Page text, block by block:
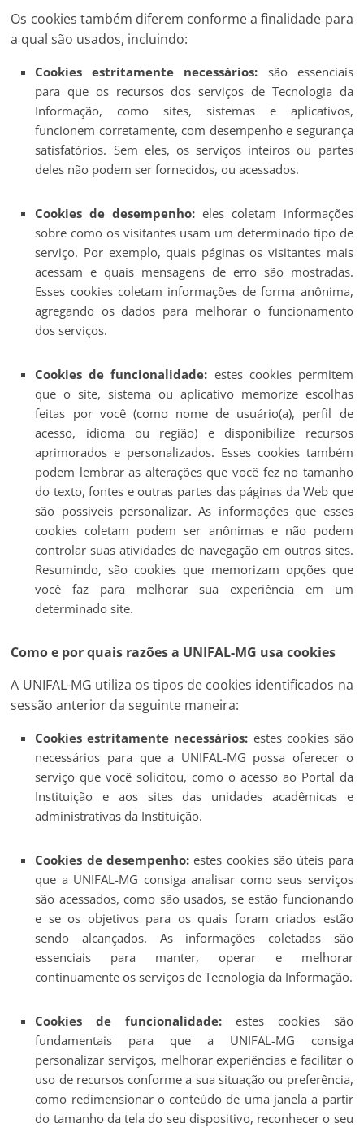
Os cookies também diferem conforme a finalidade para
a qual são usados, incluindo:
Cookies estritamente necessários: são essenciais
para que os recursos dos serviços de Tecnologia da
Informação, como sites, sistemas e aplicativos,
funcionem corretamente, com desempenho e segurança
satisfatórios. Sem eles, os serviços inteiros ou partes
deles não podem ser fornecidos, ou acessados.
Cookies de desempenho: eles coletam informações
sobre como os visitantes usam um determinado tipo de
serviço. Por exemplo, quais páginas os visitantes mais
acessam e quais mensagens de erro são mostradas.
Esses cookies coletam informações de forma anônima,
agregando os dados para melhorar o funcionamento
dos serviços.
Cookies de funcionalidade: estes cookies permitem
que o site, sistema ou aplicativo memorize escolhas
feitas por você (como nome de usuário(a), perfil de
acesso, idioma ou região) e disponibilize recursos
aprimorados e personalizados. Esses cookies também
podem lembrar as alterações que você fez no tamanho
do texto, fontes e outras partes das páginas da Web que
são possíveis personalizar. As informações que esses
cookies coletam podem ser anônimas e não podem
controlar suas atividades de navegação em outros sites.
Resumindo, são cookies que memorizam opções que
você faz para melhorar sua experiência em um
determinado site.
Como e por quais razões a UNIFAL-MG usa cookies
A UNIFAL-MG utiliza os tipos de cookies identificados na
sessão anterior da seguinte maneira:
Cookies estritamente necessários: estes cookies são
necessários para que a UNIFAL-MG possa oferecer o
serviço que você solicitou, como o acesso ao Portal da
Instituição e aos sites das unidades acadêmicas e
administrativas da Instituição.
Cookies de desempenho: estes cookies são úteis para
que a UNIFAL-MG consiga analisar como seus serviços
são acessados, como são usados, se estão funcionando
e se os objetivos para os quais foram criados estão
sendo alcançados. As informações coletadas são
essenciais para manter, operar e melhorar
continuamente os serviços de Tecnologia da Informação.
Cookies de funcionalidade: estes cookies são
fundamentais para que a UNIFAL-MG consiga
personalizar serviços, melhorar experiências e facilitar o
uso de recursos conforme a sua situação ou preferência,
como redimensionar o conteúdo de uma janela a partir
do tamanho da tela do seu dispositivo, reconhecer o seu